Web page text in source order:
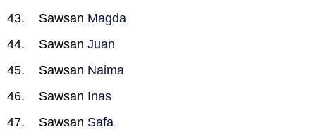
Sawsan Magda
Sawsan Juan
Sawsan Naima
Sawsan Inas
Sawsan Safa